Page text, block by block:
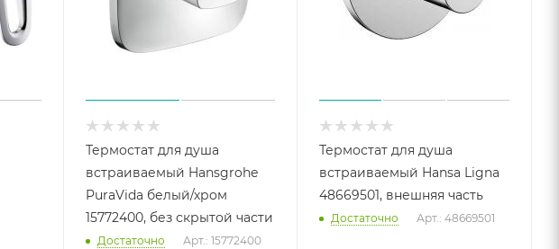
Термостат для душа
встраиваемый Hansgrohe
PuraVida белый/хром
15772400, без скрытой части
Достаточно Арт.: 15772400
Термостат для душа
встраиваемый Hansa Ligna
48669501, внешняя часть
Достаточно Арт.: 48669501